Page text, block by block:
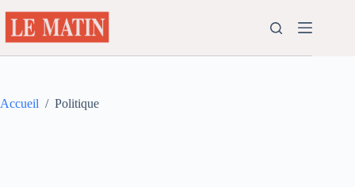
au
contenu
Accueil / Politique